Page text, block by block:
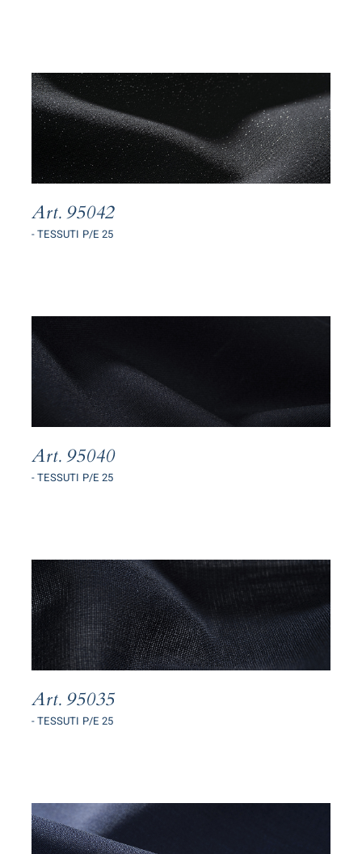
Art. 95042
- TESSUTI P/E 25
Art. 95040
- TESSUTI P/E 25
Art. 95035
- TESSUTI P/E 25